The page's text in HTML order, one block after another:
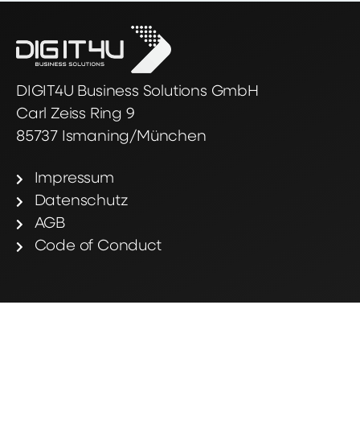
DIGIT4U Business Solutions GmbH
Carl Zeiss Ring 9
85737 Ismaning/München
Impressum
Datenschutz
AGB
Code of Conduct